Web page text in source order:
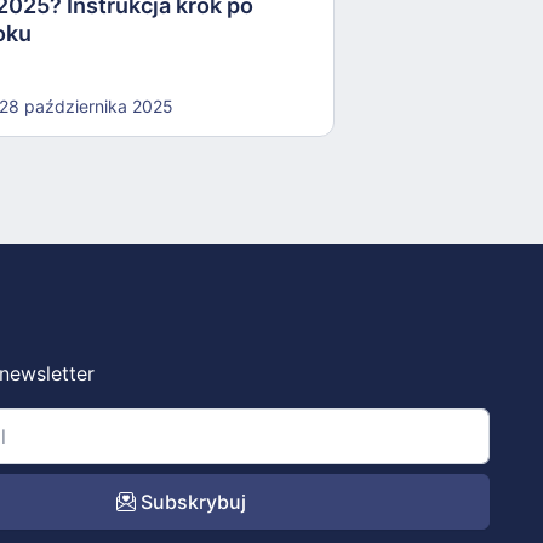
Instrukcja krok po
28 października 2025
Subskrybuj